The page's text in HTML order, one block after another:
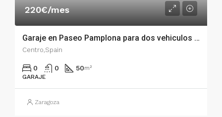
220€/mes
Garaje en Paseo Pamplona para dos vehiculos – 50061
Centro,Spain
0 0 50m²
GARAJE
Zaragoza